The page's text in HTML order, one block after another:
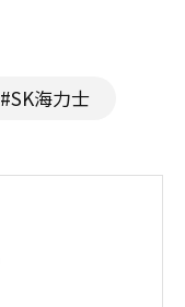
#SK海力士